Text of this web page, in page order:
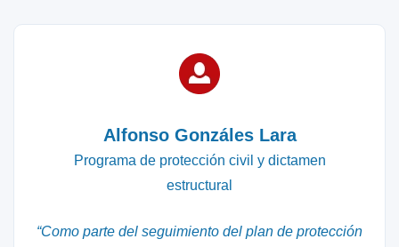
Alfonso Gonzáles Lara
Programa de protección civil y dictamen
estructural
“Como parte del seguimiento del plan de protección